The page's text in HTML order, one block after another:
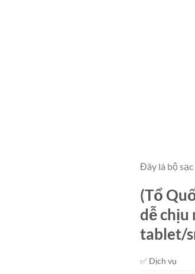
Đây là bộ
(Tổ
dễ chịu
tablet/
✅ Dịch vụ